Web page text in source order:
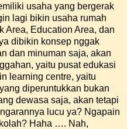
usaha yang bergerak
lagi bikin usaha rumah
Area, Education Area, dan
dibikin konsep nggak
dan minuman saja, akan
yaitu pusat edukasi
learning centre, yaitu
diperuntukkan bukan
dewasa saja, akan tetapi
lucu ya? Ngapain
Haha …. Nah,